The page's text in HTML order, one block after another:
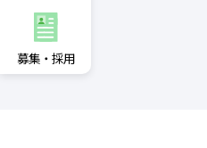
募集・採用